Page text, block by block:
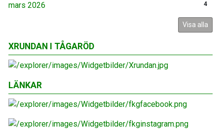
mars 2026 4
Visa alla
XRUNDAN I TÅGARÖD
LÄNKAR